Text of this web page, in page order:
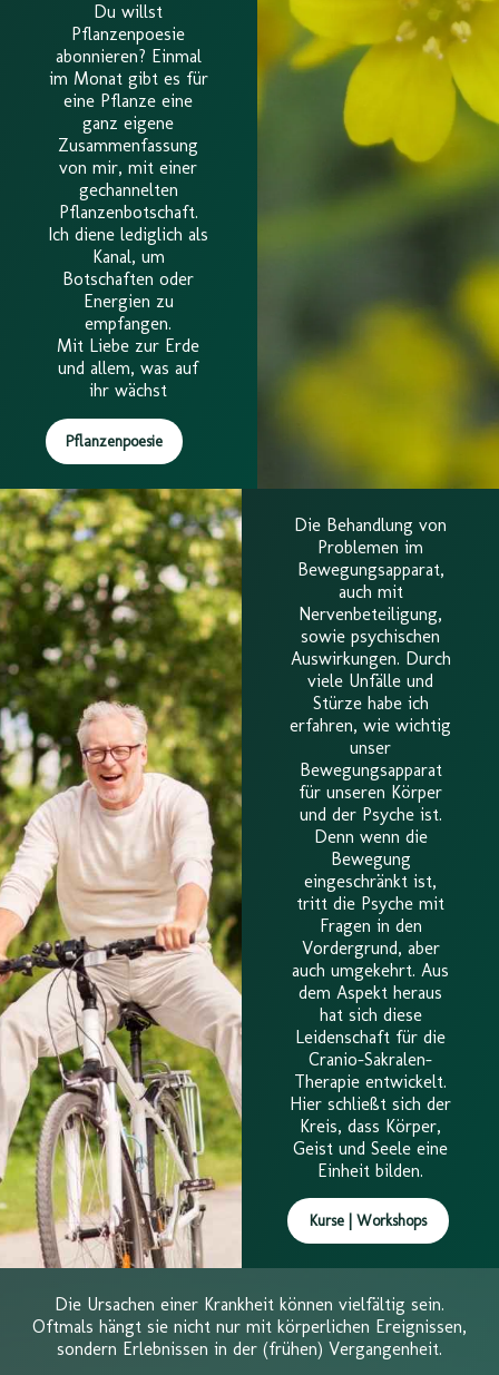
Du willst
Pflanzenpoesie
abonnieren? Einmal
im Monat gibt es für
eine Pflanze eine
ganz eigene
Zusammenfassung
von mir, mit einer
gechannelten
Pflanzenbotschaft.
Ich diene lediglich als
Kanal, um
Botschaften oder
Energien zu
empfangen.
Mit Liebe zur Erde
und allem, was auf
ihr wächst
Pflanzenpoesie
Die Behandlung von
Problemen im
Bewegungsapparat,
auch mit
Nervenbeteiligung,
sowie psychischen
Auswirkungen. Durch
viele Unfälle und
Stürze habe ich
erfahren, wie wichtig
unser
Bewegungsapparat
für unseren Körper
und der Psyche ist.
Denn wenn die
Bewegung
eingeschränkt ist,
tritt die Psyche mit
Fragen in den
Vordergrund, aber
auch umgekehrt. Aus
dem Aspekt heraus
hat sich diese
Leidenschaft für die
Cranio-Sakralen-
Therapie entwickelt.
Hier schließt sich der
Kreis, dass Körper,
Geist und Seele eine
Einheit bilden.
Kurse | Workshops
Die Ursachen einer Krankheit können vielfältig sein.
Oftmals hängt sie nicht nur mit körperlichen Ereignissen,
sondern Erlebnissen in der (frühen) Vergangenheit.